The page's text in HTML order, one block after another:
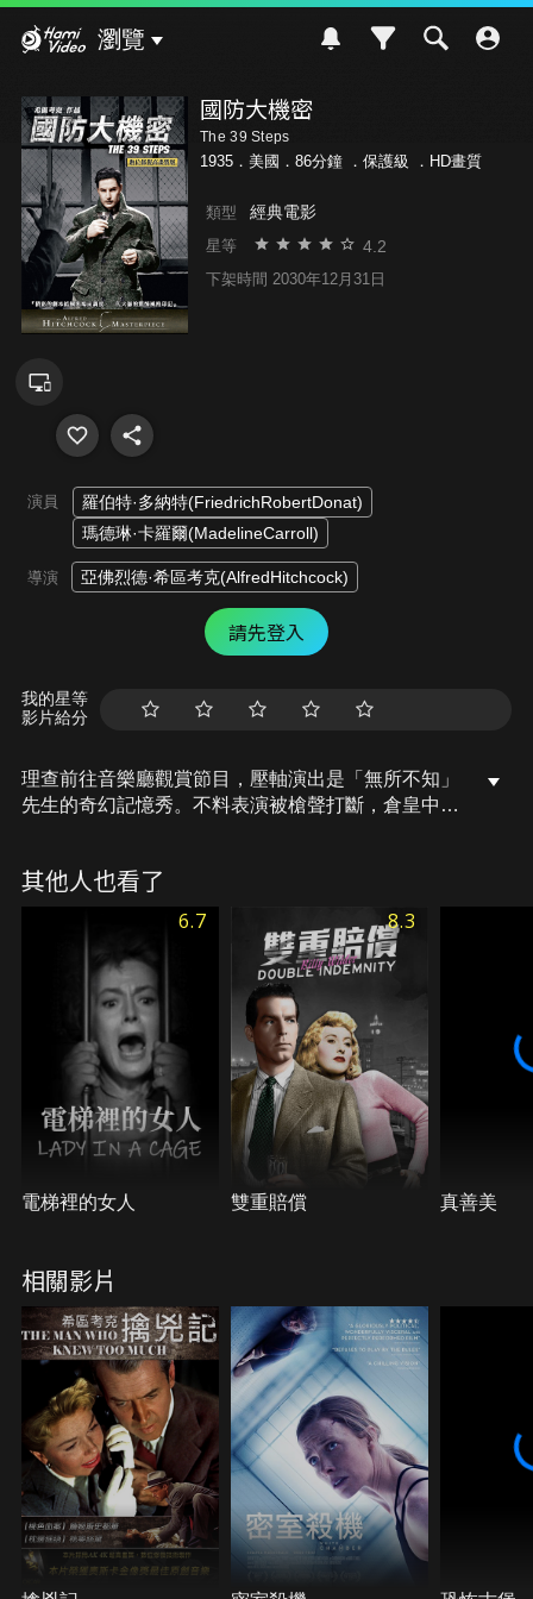
瀏覽
國防大機密
The 39 Steps
1935．美國．86分鐘 ． 保護級 ．HD畫質
類型 經典電影
星等 4.2
下架時間 2030年12月31日
演員
羅伯特·多納特(FriedrichRobertDonat)
瑪德琳·卡羅爾(MadelineCarroll)
導演 亞佛烈德·希區考克(AlfredHitchcock)
請先登入
我的星等
影片給分
理查前往音樂廳觀賞節目，壓軸演出是「無所不知」
先生的奇幻記憶秀。不料表演被槍聲打斷，倉皇中理
巨大危險的國防機密。理查能否替自己洗刷殺人罪
名，並且解救國家？
其他人也看了
6.7
電梯裡的女人
8.3
雙重賠償 真善美
相關影片